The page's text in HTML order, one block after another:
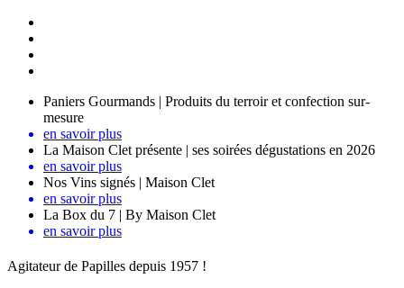
Paniers Gourmands | Produits du terroir et confection sur-
mesure
en savoir plus
La Maison Clet présente | ses soirées dégustations en 2026
en savoir plus
Nos Vins signés | Maison Clet
en savoir plus
La Box du 7 | By Maison Clet
en savoir plus
Agitateur de Papilles depuis 1957 !